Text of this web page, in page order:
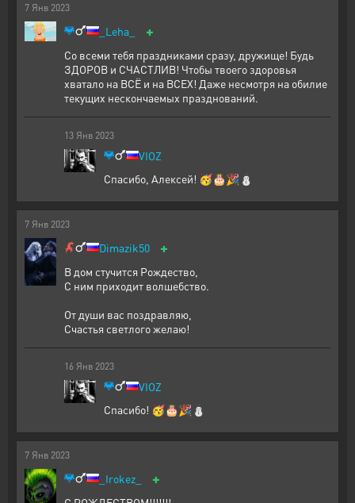
7 Янв 2023
_Leha_ +
Со всеми тебя праздниками сразу, дружище! Будь
ЗДОРОВ и СЧАСТЛИВ! Чтобы твоего здоровья
хватало на ВСЁ и на ВСЕХ! Даже несмотря на обилие
текущих нескончаемых празднований.
13 Янв 2023
VIOZ
Спасибо, Алексей! 🥳🎂🎉⛄
7 Янв 2023
Dimazik50 +
В дом стучится Рождество,
С ним приходит волшебство.
От души вас поздравляю,
Счастья светлого желаю!
16 Янв 2023
VIOZ
Спасибо! 🥳🎂🎉⛄
7 Янв 2023
_Irokez_ +